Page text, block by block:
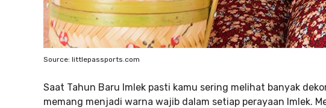
Source: littlepassports.com
Saat Tahun Baru Imlek pasti kamu sering melihat banyak
memang menjadi warna wajib dalam setiap perayaan Imlek.